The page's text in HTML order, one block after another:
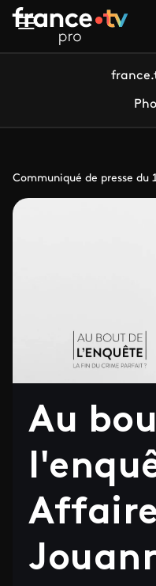
Aller au contenu principal
Communiqué de presse du
Au